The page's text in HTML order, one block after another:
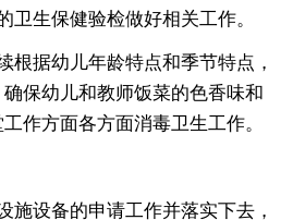
卫生保健验检做好相关工作。
根据幼儿年龄特点和季节特点，
保幼儿和教师饭菜的色香味和
作方面各方面消毒卫生工作。
施设备的申请工作并落实下去，